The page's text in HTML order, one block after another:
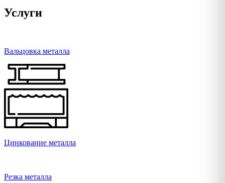
Услуги
Вальцовка металла
Цинкование металла
Резка металла